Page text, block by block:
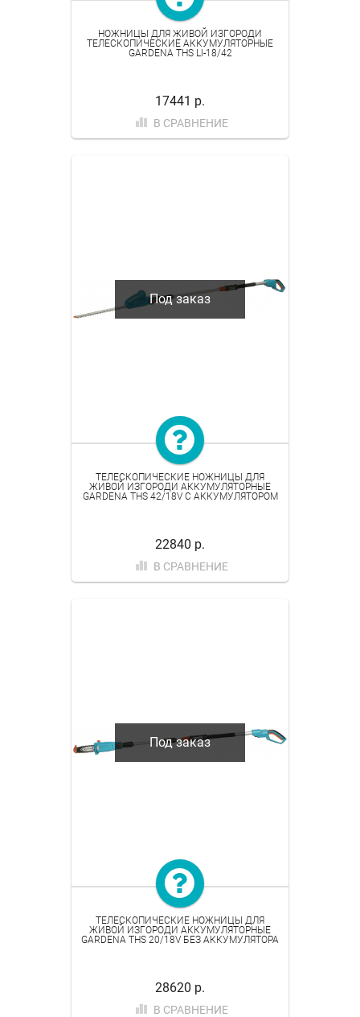
НОЖНИЦЫ ДЛЯ ЖИВОЙ ИЗГОРОДИ
ТЕЛЕСКОПИЧЕСКИЕ АККУМУЛЯТОРНЫЕ
GARDENA THS LI-18/42
17441 р.
В СРАВНЕНИЕ
Под заказ
ТЕЛЕСКОПИЧЕСКИЕ НОЖНИЦЫ ДЛЯ
ЖИВОЙ ИЗГОРОДИ АККУМУЛЯТОРНЫЕ
GARDENA THS 42/18V С АККУМУЛЯТОРОМ
22840 р.
В СРАВНЕНИЕ
Под заказ
ТЕЛЕСКОПИЧЕСКИЕ НОЖНИЦЫ ДЛЯ
ЖИВОЙ ИЗГОРОДИ АККУМУЛЯТОРНЫЕ
GARDENA THS 20/18V БЕЗ АККУМУЛЯТОРА
28620 р.
В СРАВНЕНИЕ